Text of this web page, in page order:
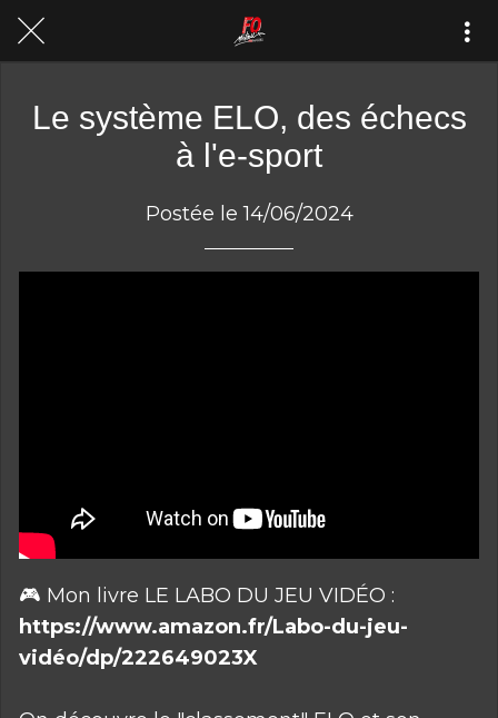
Le système ELO, des échecs
à l'e-sport
Postée le 14/06/2024
🎮 Mon livre LE LABO DU JEU VIDÉO :
https://www.amazon.fr/Labo-du-jeu-
vidéo/dp/222649023X